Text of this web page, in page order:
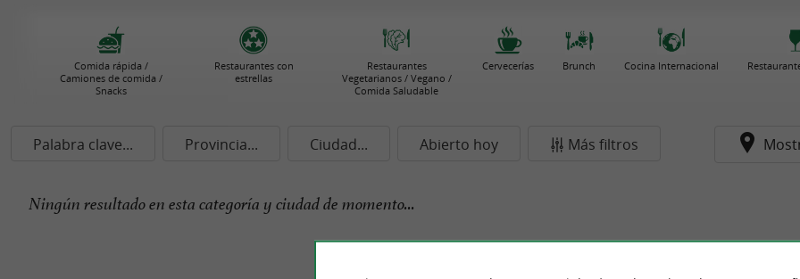
Comida rápida /
Camiones de comida /
Snacks
Restaurantes con
estrellas
Restaurantes
Vegetarianos / Vegano /
Comida Saludable
Cervecerías Brunch Cocina Internacional
Palabra clave... Provincia... Ciudad... Abierto hoy Más filtros
Ningún resultado en esta categoría y ciudad de momento...